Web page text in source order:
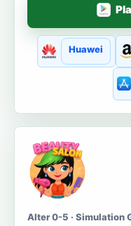
Huawei
Alter 0-5 · Simulation